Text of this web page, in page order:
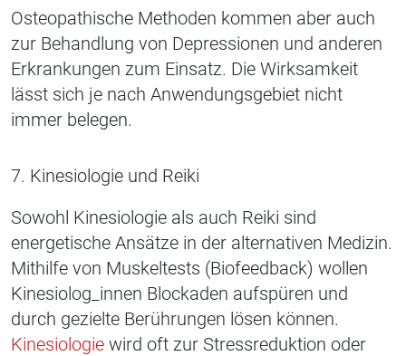
Osteopathische Methoden kommen aber auch
zur Behandlung von Depressionen und anderen
Erkrankungen zum Einsatz. Die Wirksamkeit
lässt sich je nach Anwendungsgebiet nicht
immer belegen.
7. Kinesiologie und Reiki
Sowohl Kinesiologie als auch Reiki sind
energetische Ansätze in der alternativen Medizin.
Mithilfe von Muskeltests (Biofeedback) wollen
Kinesiolog_innen Blockaden aufspüren und
durch gezielte Berührungen lösen können.
Kinesiologie wird oft zur Stressreduktion oder